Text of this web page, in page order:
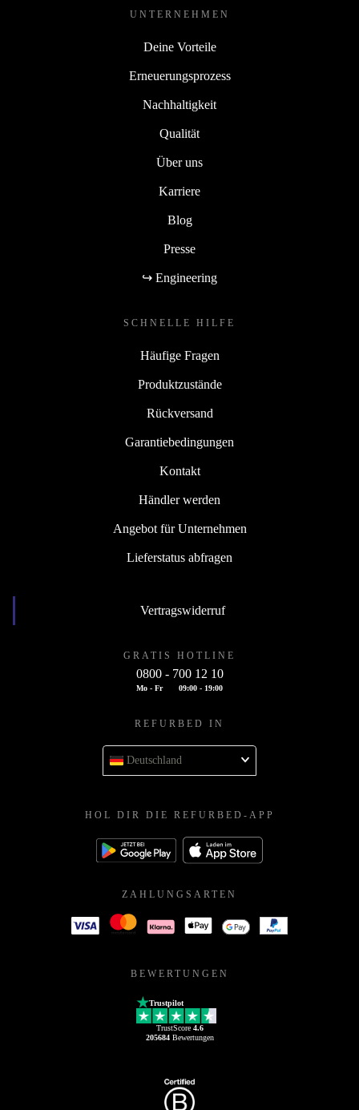
UNTERNEHMEN
Deine Vorteile
Erneuerungsprozess
Nachhaltigkeit
Qualität
Über uns
Karriere
Blog
Presse
↪ Engineering
SCHNELLE HILFE
Häufige Fragen
Produktzustände
Rückversand
Garantiebedingungen
Kontakt
Händler werden
Angebot für Unternehmen
Lieferstatus abfragen
Vertragswiderruf
GRATIS HOTLINE
0800 - 700 12 10
Mo - Fr 09:00 - 19:00
REFURBED IN
Deutschland
HOL DIR DIE REFURBED-APP
ZAHLUNGSARTEN
BEWERTUNGEN
Trustpilot
TrustScore 4.6
205684Bewertungen